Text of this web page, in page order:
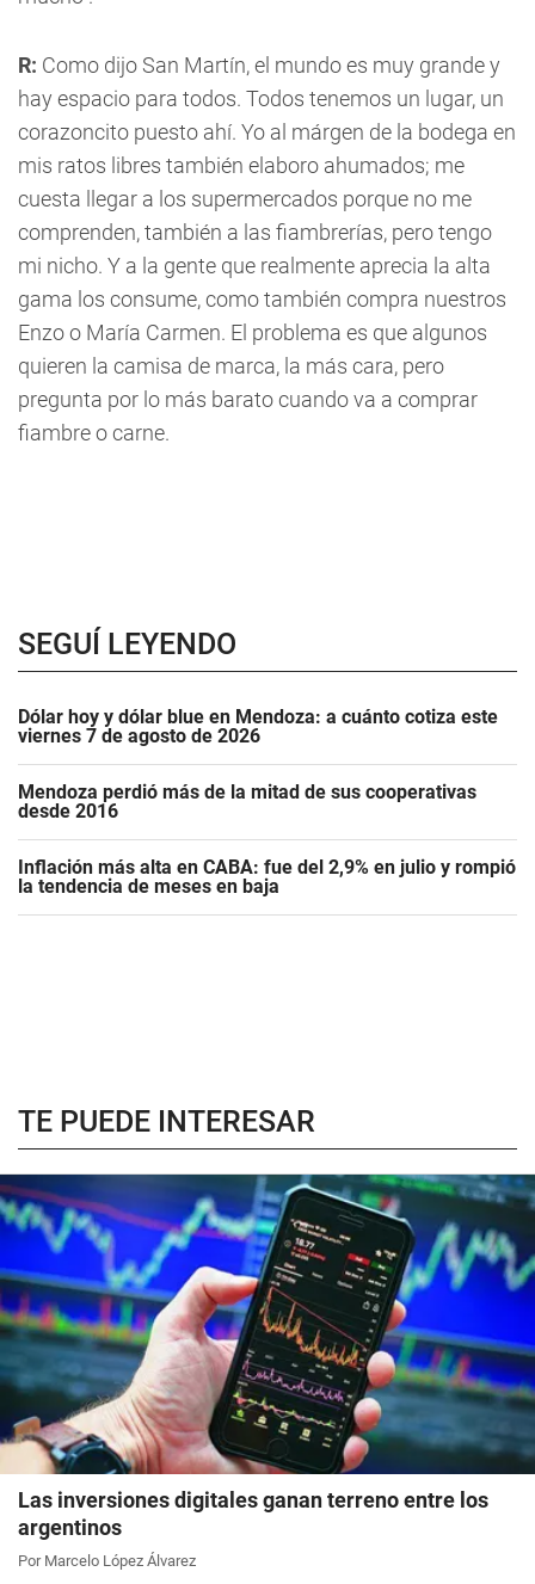
R: Como dijo San Martín, el mundo es muy grande y
hay espacio para todos. Todos tenemos un lugar, un
corazoncito puesto ahí. Yo al márgen de la bodega en
mis ratos libres también elaboro ahumados; me
cuesta llegar a los supermercados porque no me
comprenden, también a las fiambrerías, pero tengo
mi nicho. Y a la gente que realmente aprecia la alta
gama los consume, como también compra nuestros
Enzo o María Carmen. El problema es que algunos
quieren la camisa de marca, la más cara, pero
pregunta por lo más barato cuando va a comprar
fiambre o carne.
SEGUÍ LEYENDO
Dólar hoy y dólar blue en Mendoza: a cuánto cotiza este
viernes 7 de agosto de 2026
Mendoza perdió más de la mitad de sus cooperativas
desde 2016
Inflación más alta en CABA: fue del 2,9% en julio y rompió
la tendencia de meses en baja
TE PUEDE INTERESAR
Las inversiones digitales ganan terreno entre los
argentinos
Por Marcelo López Álvarez